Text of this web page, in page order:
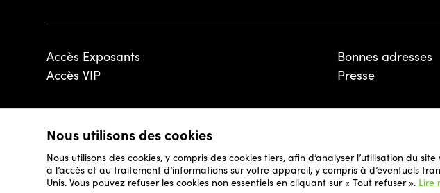
Nous utilisons des cookies
Nous utilisons des cookies, y compris des cookies tiers, afin d’analyser l’utilisation du
à l’accès et au traitement d’informations sur votre appareil, y compris à d’éventuels
Unis. Vous pouvez refuser les cookies non essentiels en cliquant sur « Tout refuser ». Lire
Accès Exposants
Accès VIP
Bonnes adresses
Presse
© 2026 - Luxembourg Art Week S.A.
Politique de
Politique de